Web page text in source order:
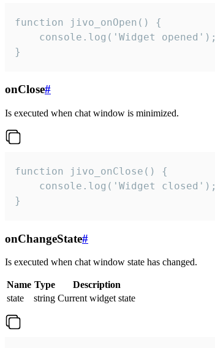
function jivo_onOpen() {
    console.log('Widget opened');
}
onClose#
Is executed when chat window is minimized.
function jivo_onClose() {
    console.log('Widget closed');
}
onChangeState#
Is executed when chat window state has changed.
Name Type
Description
state
string Current widget state